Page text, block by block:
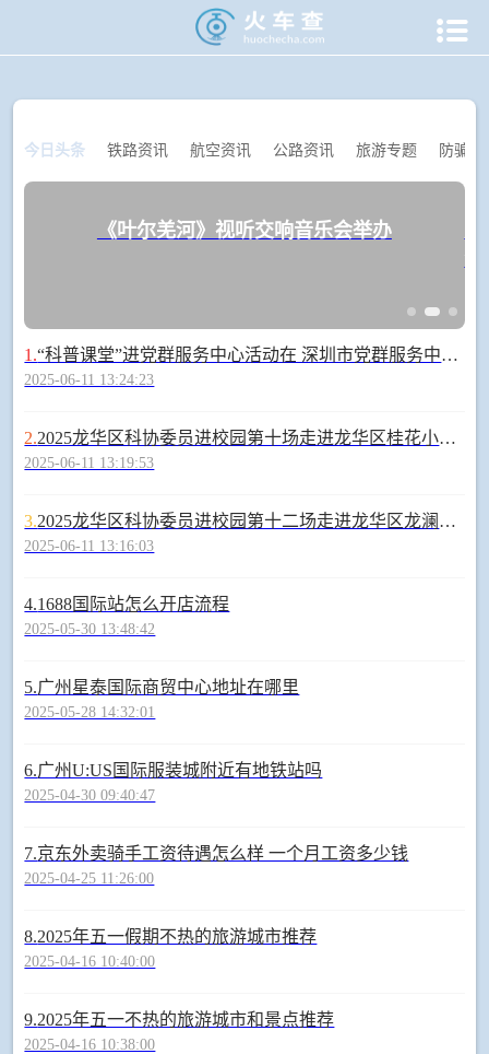

今日头条 铁路资讯 航空资讯 公路资讯 旅游专题 防骗专
《叶尔羌河》视听交响音乐会举办
1.“科普课堂”进党群服务中心活动在 深圳市党群服务中心启幕
2025-06-11 13:24:23
2.2025龙华区科协委员进校园第十场走进龙华区桂花小学—王细生医生《拥抱青春，解密成长》
2025-06-11 13:19:53
3.2025龙华区科协委员进校园第十二场走进龙华区龙澜学校—赫家烨《微观世界-我们身边的宇宙》
2025-06-11 13:16:03
4.1688国际站怎么开店流程
2025-05-30 13:48:42
5.广州星泰国际商贸中心地址在哪里
2025-05-28 14:32:01
6.广州U:US国际服装城附近有地铁站吗
2025-04-30 09:40:47
7.京东外卖骑手工资待遇怎么样 一个月工资多少钱
2025-04-25 11:26:00
8.2025年五一假期不热的旅游城市推荐
2025-04-16 10:40:00
9.2025年五一不热的旅游城市和景点推荐
2025-04-16 10:38:00